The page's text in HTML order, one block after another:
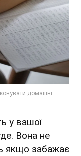
у вашої
Вона не
якщо забажає